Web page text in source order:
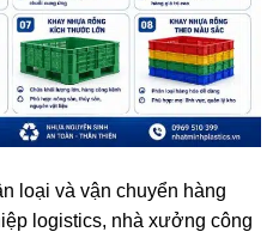
loại và vận chuyển hàng
logistics, nhà xưởng công